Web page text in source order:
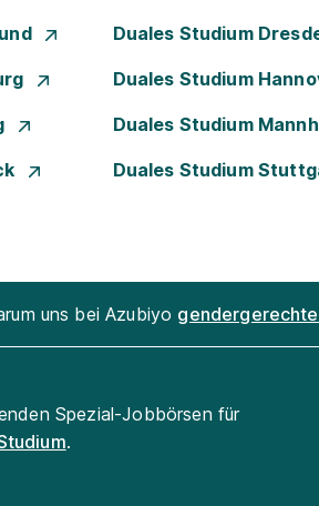
Duales Studium
Duales Studium
Duales Studium
Duales Studium
uns bei Azubiyo
Spezial-Jobbörsen für
.